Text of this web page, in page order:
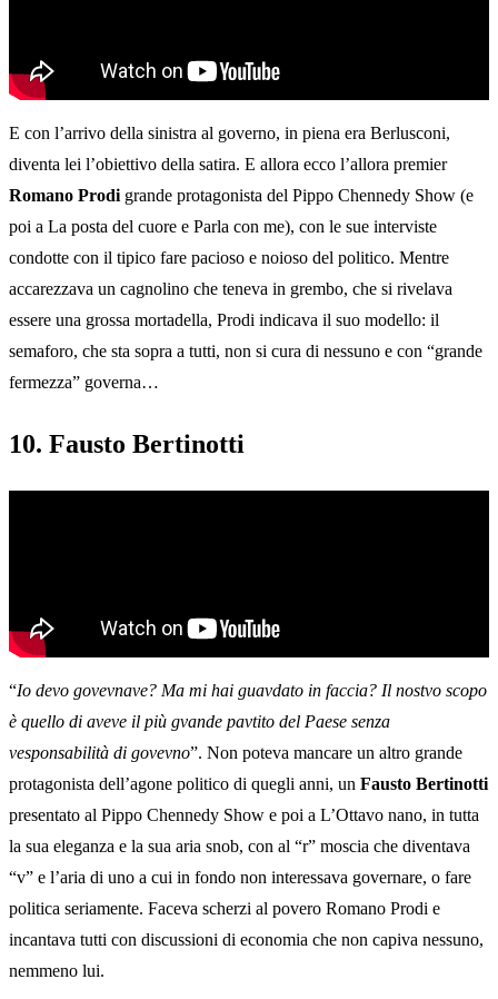
E con l’arrivo della sinistra al governo, in piena era Berlusconi,
diventa lei l’obiettivo della satira. E allora ecco l’allora premier
Romano Prodi grande protagonista del Pippo Chennedy Show (e
poi a La posta del cuore e Parla con me), con le sue interviste
condotte con il tipico fare pacioso e noioso del politico. Mentre
accarezzava un cagnolino che teneva in grembo, che si rivelava
essere una grossa mortadella, Prodi indicava il suo modello: il
semaforo, che sta sopra a tutti, non si cura di nessuno e con “grande
fermezza” governa…
10. Fausto Bertinotti
“Io devo govevnave? Ma mi hai guavdato in faccia? Il nostvo scopo
è quello di aveve il più gvande pavtito del Paese senza
vesponsabilità di govevno”. Non poteva mancare un altro grande
protagonista dell’agone politico di quegli anni, un Fausto Bertinotti
presentato al Pippo Chennedy Show e poi a L’Ottavo nano, in tutta
la sua eleganza e la sua aria snob, con al “r” moscia che diventava
“v” e l’aria di uno a cui in fondo non interessava governare, o fare
politica seriamente. Faceva scherzi al povero Romano Prodi e
incantava tutti con discussioni di economia che non capiva nessuno,
nemmeno lui.